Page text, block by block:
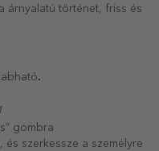
árnyalatú történet, friss és
.
1
gombra
és szerkessze a személyre